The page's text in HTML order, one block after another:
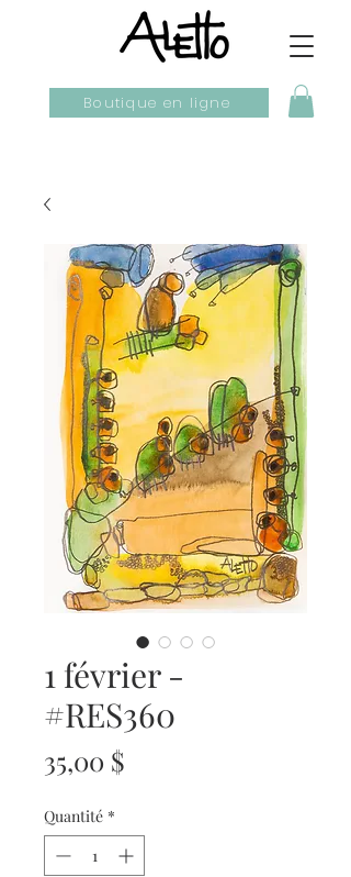
Boutique en ligne
1 février -
#RES360
35,00 $
Quantité *